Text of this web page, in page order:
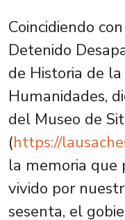
Coincidiendo
Detenido
de Historia de
Humanidades,
del Museo de
(https://
la memoria que
vivido por
sesenta, el